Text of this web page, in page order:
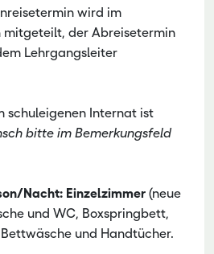
wird im
mitgeteilt, der Abreisetermin
Lehrgangsleiter
schuleigenen Internat ist
bitte im Bemerkungsfeld
Nacht: Einzelzimmer(neue
und WC, Boxspringbett,
und Handtücher.